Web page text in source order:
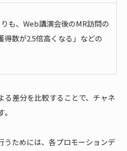
りも、Web講演会後のMR訪問の
得数が2.5倍高くなる」などの
る差分を比較することで、チャネ
うためには、各プロモーションデ